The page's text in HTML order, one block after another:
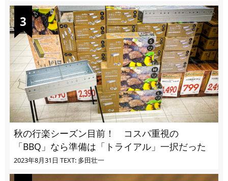
秋の行楽シーズン目前！ コスパ重視の
「BBQ」なら準備は「トライアル」一択だった
2023年8月31日 TEXT: 多田壮一